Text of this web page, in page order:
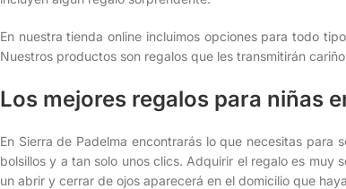
En nuestra tienda online incluimos opciones para todo
Nuestros productos son regalos que les transmitirán
Los mejores regalos para niñas
En Sierra de Padelma encontrarás lo que necesitas
bolsillos y a tan solo unos clics. Adquirir el regalo es muy
un abrir y cerrar de ojos aparecerá en el domicilio que